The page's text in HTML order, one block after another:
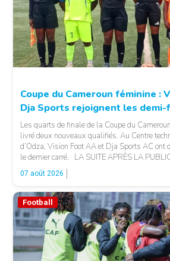
Coupe du Cameroun féminine :
Dja Sports rejoignent les demi-
Les quarts de finale de la Coupe du
livré deux nouveaux qualifiés. Au Centre
d’Odza, Vision Foot AA et Dja Sports AC ont
le dernier carré. LA SUITE APRÈS LA
FF, Vision Foot a dû patienter jusqu’à la […]
07 août 2026
Football